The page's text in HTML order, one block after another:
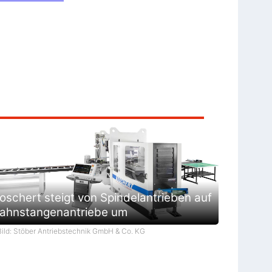
steigt von Spindelantrieben auf
um
Stöber Antriebstechnik GmbH & Co. KG